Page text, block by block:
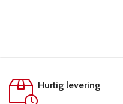
Hurtig levering